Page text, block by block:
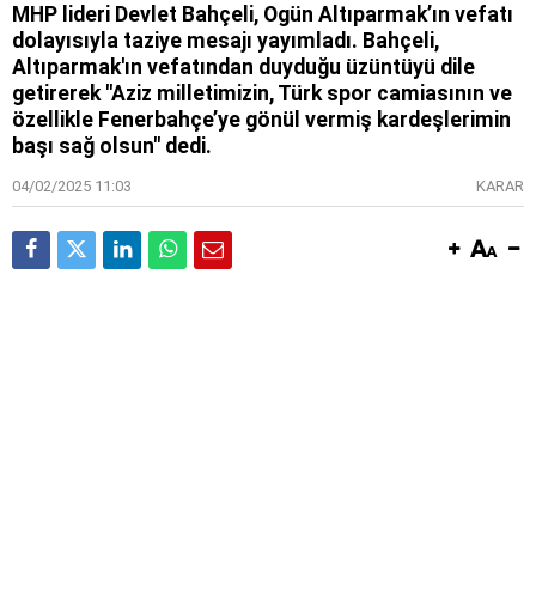
MHP lideri Devlet Bahçeli, Ogün Altıparmak’ın vefatı
dolayısıyla taziye mesajı yayımladı. Bahçeli,
Altıparmak'ın vefatından duyduğu üzüntüyü dile
getirerek "Aziz milletimizin, Türk spor camiasının ve
özellikle Fenerbahçe’ye gönül vermiş kardeşlerimin
başı sağ olsun" dedi.
04/02/2025 11:03 KARAR